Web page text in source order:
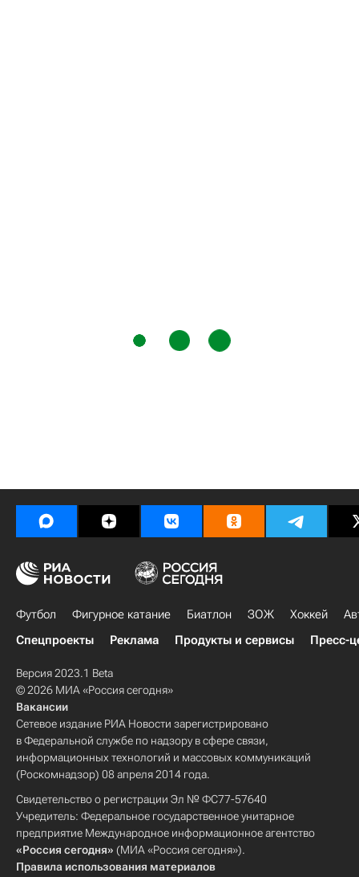
Футбол Фигурное катание Биатлон ЗОЖ Хоккей
Спецпроекты
Реклама Продукты и сервисы Пресс-
Версия 2023.1 Beta
© 2026 МИА «Россия сегодня»
Вакансии
Сетевое издание РИА Новости зарегистрировано
в Федеральной службе по надзору в сфере связи,
информационных технологий и массовых коммуникаций
(Роскомнадзор) 08 апреля 2014 года.
Свидетельство о регистрации Эл № ФС77-57640
Учредитель: Федеральное государственное унитарное
предприятие Международное информационное агентство
«Россия сегодня» (МИА «Россия сегодня»).
Правила использования материалов